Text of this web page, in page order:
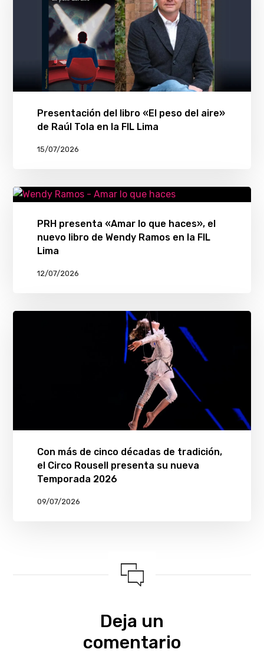
Presentación del libro «El peso del aire»
de Raúl Tola en la FIL Lima
15/07/2026
PRH presenta «Amar lo que haces», el
nuevo libro de Wendy Ramos en la FIL
Lima
12/07/2026
Con más de cinco décadas de tradición,
el Circo Rousell presenta su nueva
Temporada 2026
09/07/2026
Deja un
comentario